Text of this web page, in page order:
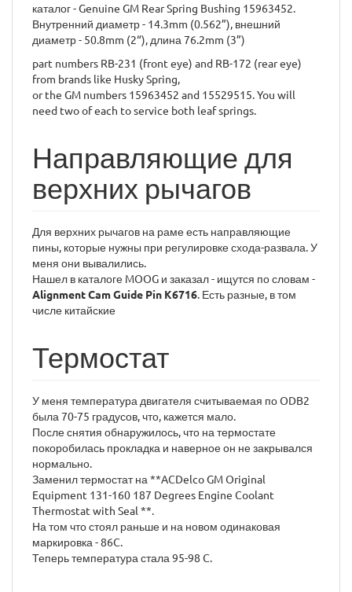
каталог - Genuine GM Rear Spring Bushing 15963452.
Внутренний диаметр - 14.3mm (0.562”), внешний
диаметр - 50.8mm (2“), длина 76.2mm (3”)
part numbers RB-231 (front eye) and RB-172 (rear eye)
from brands like Husky Spring,
or the GM numbers 15963452 and 15529515. You will
need two of each to service both leaf springs.
Направляющие для
верхних рычагов
Для верхних рычагов на раме есть направляющие
пины, которые нужны при регулировке схода-развала. У
меня они вывалились.
Нашел в каталоге MOOG и заказал - ищутся по словам -
Alignment Cam Guide Pin K6716. Есть разные, в том
числе китайские
Термостат
У меня температура двигателя считываемая по ODB2
была 70-75 градусов, что, кажется мало.
После снятия обнаружилось, что на термостате
покоробилась прокладка и наверное он не закрывался
нормально.
Заменил термостат на **ACDelco GM Original
Equipment 131-160 187 Degrees Engine Coolant
Thermostat with Seal **.
На том что стоял раньше и на новом одинаковая
маркировка - 86C.
Теперь температура стала 95-98 C.